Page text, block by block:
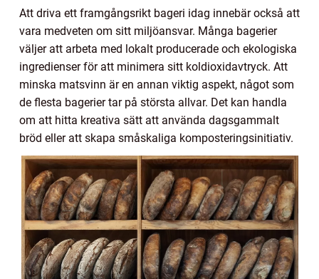
Att driva ett framgångsrikt bageri idag innebär också att
vara medveten om sitt miljöansvar. Många bagerier
väljer att arbeta med lokalt producerade och ekologiska
ingredienser för att minimera sitt koldioxidavtryck. Att
minska matsvinn är en annan viktig aspekt, något som
de flesta bagerier tar på största allvar. Det kan handla
om att hitta kreativa sätt att använda dagsgammalt
bröd eller att skapa småskaliga komposteringsinitiativ.